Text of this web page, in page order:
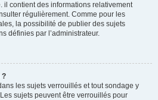
il contient des informations relativement
régulièrement. Comme pour les
la possibilité de publier des sujets
définies par l’administrateur.
?
les sujets verrouillés et tout sondage y
sujets peuvent être verrouillés pour